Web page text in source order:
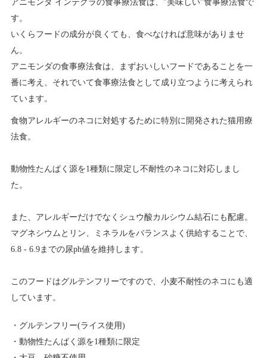
アニモンダ インテグラの食事療法食は、"美味しい"食事療法食で
す。
いくらフードの成分が良くても、食べなければ意味がありませ
ん。
アニモンダの食事療法食は、まずおいしいフードであることを一
番に考え、それでいて食事療法食として成り立つように考えられ
ています。
食物アレルギーのネコに対処するために特別に開発された猫用療
法食。
動物性たんぱく源を1種類に限定し不耐性のネコに対応しまし
た。
また、アレルギーだけでなくシュウ酸カルシウム結石にも配慮。
マグネシウムとリン、ミネラルをバランスよく供給することで、
6.8 - 6.9までの尿ph値を維持します。
このフードはグルテンフリーですので、小麦不耐性のネコにも適
しています。
グルテンフリー(ライス使用)
動物性たんぱく源を1種類に限定